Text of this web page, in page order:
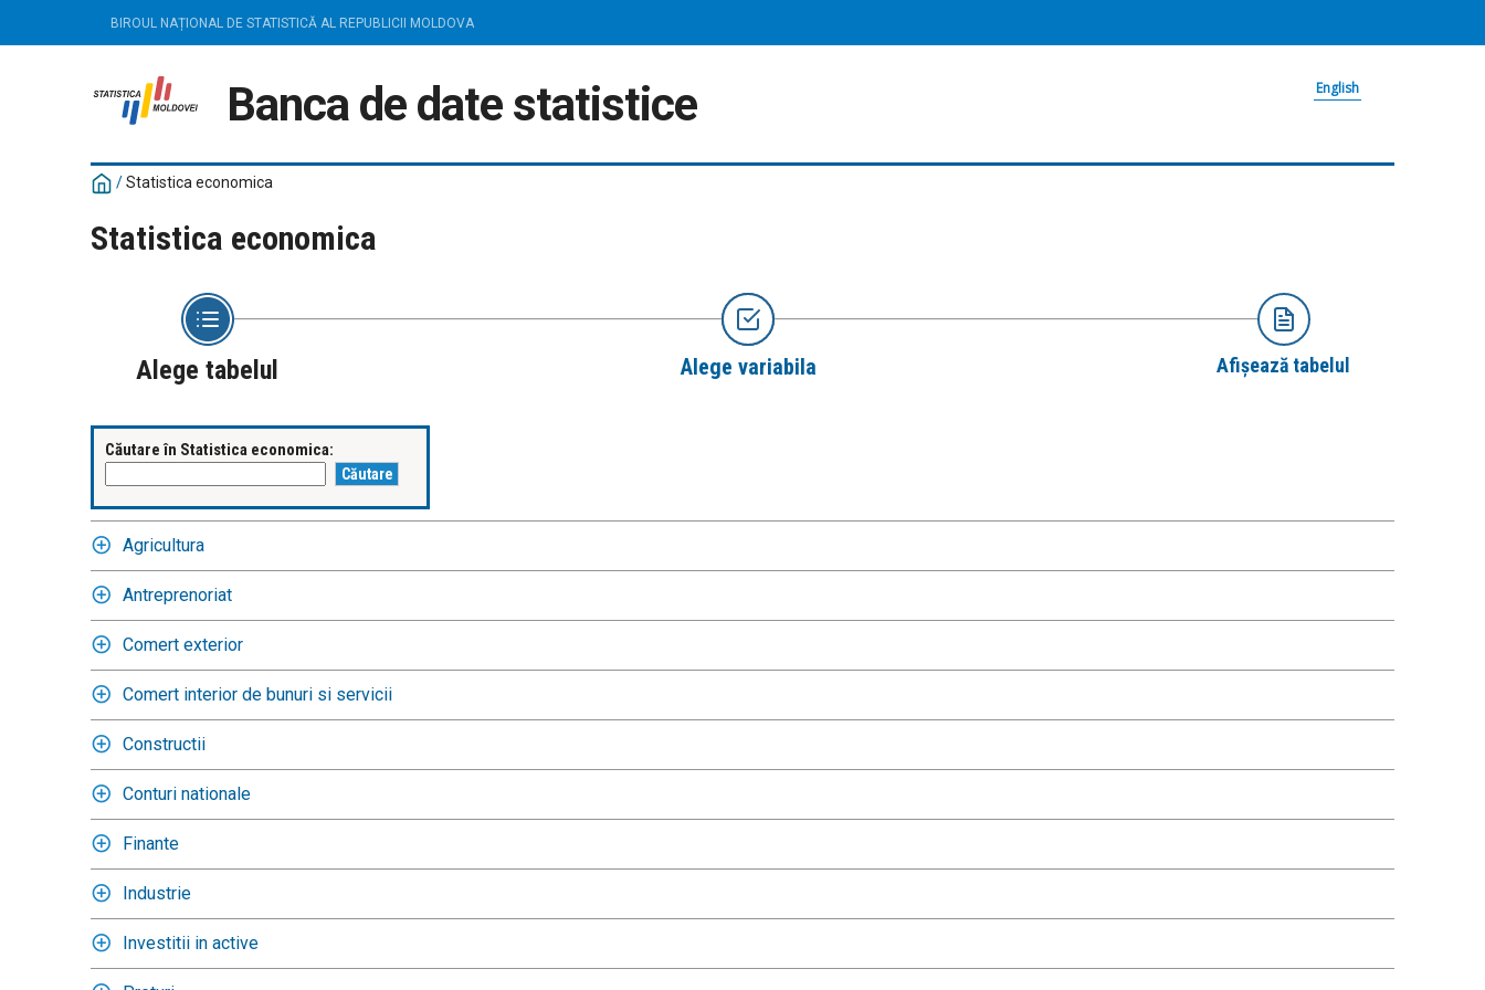
BIROUL NAȚIONAL DE STATISTICĂ AL REPUBLICII MOLDOVA
Banca de date statistice English
/Statistica economica
Statistica economica
Alege tabelul Alege variabila Afișează tabelul
Căutare în Statistica economica:
Agricultura
Antreprenoriat
Comert exterior
Comert interior de bunuri si servicii
Constructii
Conturi nationale
Finante
Industrie
Investitii in active